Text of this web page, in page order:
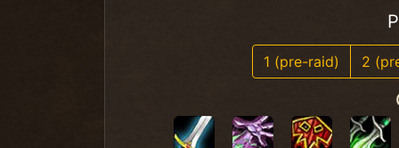
1 (pre-raid) 2